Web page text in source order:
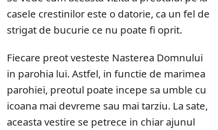
casele crestinilor este o datorie, ca un fel de
strigat de bucurie ce nu poate fi oprit.
Fiecare preot vesteste Nasterea Domnului
in parohia lui. Astfel, in functie de marimea
parohiei, preotul poate incepe sa umble cu
icoana mai devreme sau mai tarziu. La sate,
aceasta vestire se petrece in chiar ajunul